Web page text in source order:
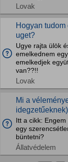
Lovak
Hogyan
uget?
Ugye rajta ülök
emelkednem
emelkedjek
van??!!
Lovak
Mi a
idegzetűeknek)
Itt a cikk:
egy
büntetni?
Állatvédelem